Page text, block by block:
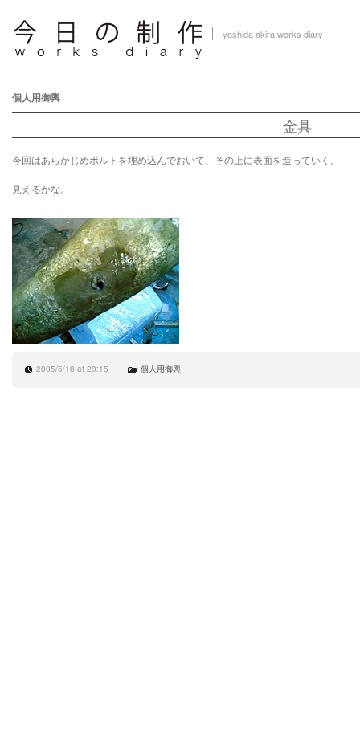
yoshida akira works diary
個人用御輿
金具
今回はあらかじめボルトを埋め込んでおいて、その上に表面を造っていく。
見えるかな。
2005/5/18 at 20:15 個人用御輿